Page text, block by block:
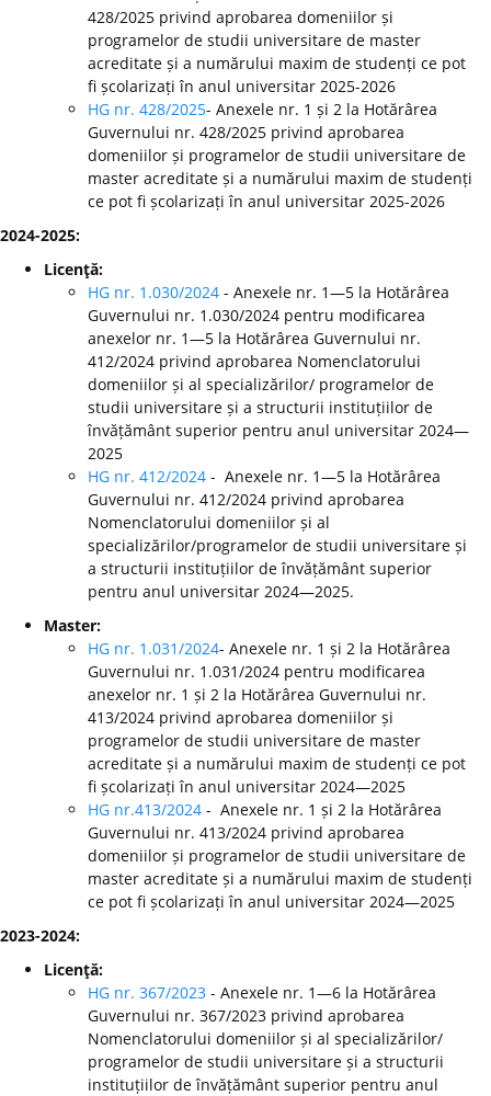
428/2025 privind aprobarea domeniilor și
programelor de studii universitare de master
acreditate și a numărului maxim de studenți ce pot
fi școlarizați în anul universitar 2025-2026
HG nr. 428/2025- Anexele nr. 1 și 2 la Hotărârea
Guvernului nr. 428/2025 privind aprobarea
domeniilor și programelor de studii universitare de
master acreditate și a numărului maxim de studenți
ce pot fi școlarizați în anul universitar 2025-2026
2024-2025:
Licenţă:
HG nr. 1.030/2024 - Anexele nr. 1—5 la Hotărârea
Guvernului nr. 1.030/2024 pentru modificarea
anexelor nr. 1—5 la Hotărârea Guvernului nr.
412/2024 privind aprobarea Nomenclatorului
domeniilor și al specializărilor/ programelor de
studii universitare și a structurii instituțiilor de
învățământ superior pentru anul universitar 2024—
2025
HG nr. 412/2024 - Anexele nr. 1—5 la Hotărârea
Guvernului nr. 412/2024 privind aprobarea
Nomenclatorului domeniilor și al
specializărilor/programelor de studii universitare și
a structurii instituțiilor de învățământ superior
pentru anul universitar 2024—2025.
Master:
HG nr. 1.031/2024- Anexele nr. 1 și 2 la Hotărârea
Guvernului nr. 1.031/2024 pentru modificarea
anexelor nr. 1 și 2 la Hotărârea Guvernului nr.
413/2024 privind aprobarea domeniilor și
programelor de studii universitare de master
acreditate și a numărului maxim de studenți ce pot
fi școlarizați în anul universitar 2024—2025
HG nr.413/2024 - Anexele nr. 1 și 2 la Hotărârea
Guvernului nr. 413/2024 privind aprobarea
domeniilor și programelor de studii universitare de
master acreditate și a numărului maxim de studenți
ce pot fi școlarizați în anul universitar 2024—2025
2023-2024:
Licenţă:
HG nr. 367/2023 - Anexele nr. 1—6 la Hotărârea
Guvernului nr. 367/2023 privind aprobarea
Nomenclatorului domeniilor și al specializărilor/
programelor de studii universitare și a structurii
instituțiilor de învățământ superior pentru anul